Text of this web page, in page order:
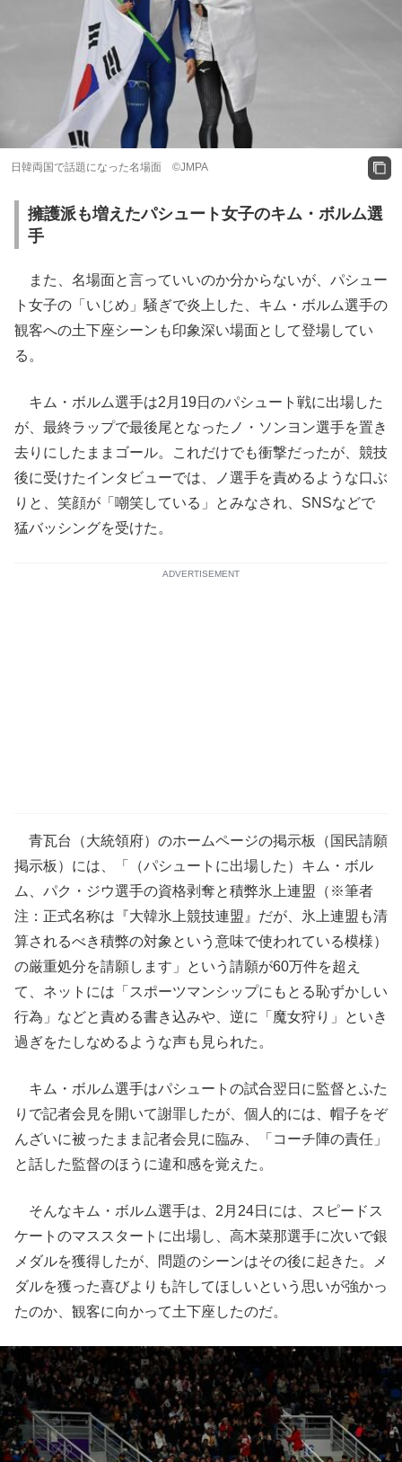
日韓両国で話題になった名場面 ©JMPA
擁護派も増えたパシュート女子のキム・ボルム選
手
また、名場面と言っていいのか分からないが、パシュー
ト女子の「いじめ」騒ぎで炎上した、キム・ボルム選手の
観客への土下座シーンも印象深い場面として登場してい
る。
キム・ボルム選手は2月19日のパシュート戦に出場した
が、最終ラップで最後尾となったノ・ソンヨン選手を置き
去りにしたままゴール。これだけでも衝撃だったが、競技
後に受けたインタビューでは、ノ選手を責めるような口ぶ
りと、笑顔が「嘲笑している」とみなされ、SNSなどで
猛バッシングを受けた。
ADVERTISEMENT
青瓦台（大統領府）のホームページの掲示板（国民請願
掲示板）には、「（パシュートに出場した）キム・ボル
ム、パク・ジウ選手の資格剥奪と積弊氷上連盟（※筆者
注：正式名称は『大韓氷上競技連盟』だが、氷上連盟も清
算されるべき積弊の対象という意味で使われている模様）
の厳重処分を請願します」という請願が60万件を超え
て、ネットには「スポーツマンシップにもとる恥ずかしい
行為」などと責める書き込みや、逆に「魔女狩り」といき
過ぎをたしなめるような声も見られた。
キム・ボルム選手はパシュートの試合翌日に監督とふた
りで記者会見を開いて謝罪したが、個人的には、帽子をぞ
んざいに被ったまま記者会見に臨み、「コーチ陣の責任」
と話した監督のほうに違和感を覚えた。
そんなキム・ボルム選手は、2月24日には、スピードス
ケートのマススタートに出場し、高木菜那選手に次いで銀
メダルを獲得したが、問題のシーンはその後に起きた。メ
ダルを獲った喜びよりも許してほしいという思いが強かっ
たのか、観客に向かって土下座したのだ。